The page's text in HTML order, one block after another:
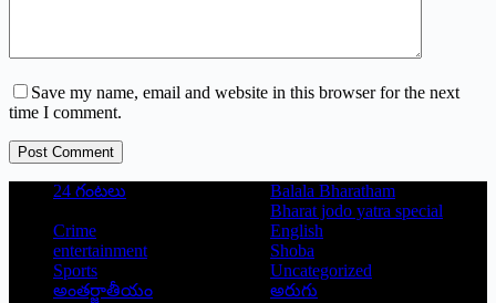
Save my name, email and website in this browser for the next
time I comment.
Post Comment
24 గంటలు
Balala Bharatham
Bharat jodo yatra special
Crime
English
entertainment
Shoba
Sports
Uncategorized
అంతర్జాతీయం
అరుగు